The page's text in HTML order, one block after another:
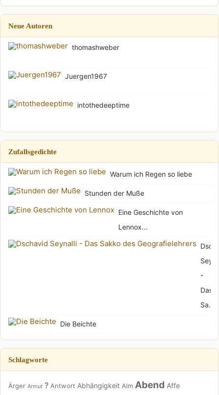
Neue Autoren
thomashweber
Juergen1967
intothedeeptime
Zufallsgedichte
Warum ich Regen so liebe
Stunden der Muße
Eine Geschichte von
Lennox...
-
Das
Sa...
Die Beichte
Schlagworte
Ärger Armut ? Antwort Abhängigkeit Alm Abend Affe